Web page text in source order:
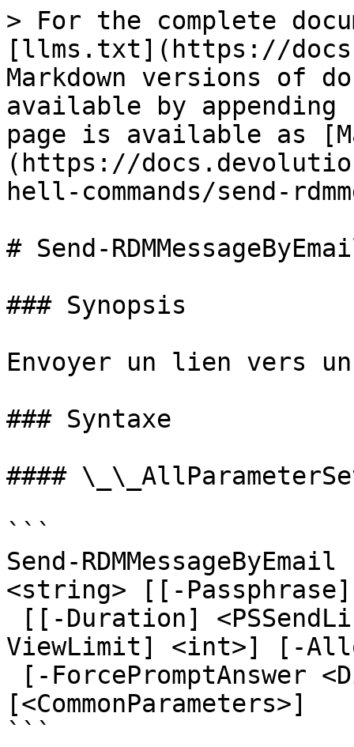
> For the complete
[llms.txt](https://
Markdown versions of
available by
page is available as
(https://
hell-commands/send-
# Send-
### Synopsis
Envoyer un lien vers
### Syntaxe
####
```
Send-
<string> [[-
ViewLimit] <int>] [-
[<CommonParameters>]
```